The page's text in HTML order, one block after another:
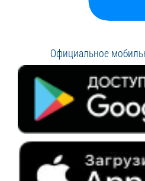
Официальное